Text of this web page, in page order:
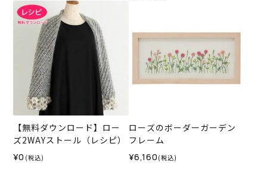
【無料ダウンロード】ロー
ズ2WAYストール（レシピ）
¥0 (税込)
ローズのボーダーガーデン
フレーム
¥6,160 (税込)